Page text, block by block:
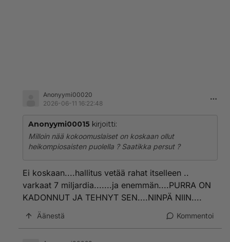
Anonyymi00020
2026-06-11 16:22:48
Anonyymi00015 kirjoitti:
Milloin nää kokoomuslaiset on koskaan ollut
heikompiosaisten puolella ? Saatikka persut ?
Ei koskaan....hallitus vetää rahat itselleen ..
varkaat 7 miljardia.......ja enemmän....PURRA ON
KADONNUT JA TEHNYT SEN....NINPÄ NIIN....
Äänestä Kommentoi